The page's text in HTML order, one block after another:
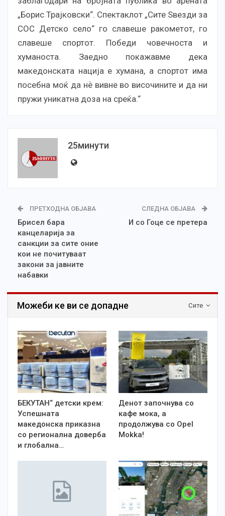
„Борис Трајковски“. Спектаклот „Сите Ѕвезди за
СОС Детско село“ го славеше ракометот, го
славеше спортот. Победи човечноста и
хуманоста. Заедно покажавме дека
македонската нација е хумана, а спортот има
посебна моќ да нѐ вивне во височините и да ни
пружи уникатна доза на среќа.“
25минути
ПРЕТХОДНА ОБЈАВА
Брисел бара
канцеларија за
санкции за сите оние
кои не почитуваат
закони за јавните
набавки
СЛЕДНА ОБЈАВА
И со Гоце се претера
Сите
Можеби ке ви се допадне
БЕКУТАН“ детски крем:
Успешната
македонска приказна
со регионална доверба
и глобална…
Денот започнува со
кафе мока, а
продолжува со Opel
Mokka!